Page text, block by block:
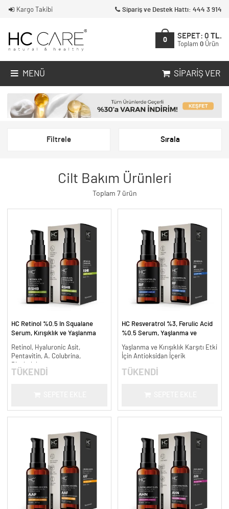
Kargo Takibi Sipariş ve Destek Hattı: 444 3 914
0
SEPET: 0 TL.
Toplam 0 Ürün
MENÜ SIPARIŞ VER
Filtrele Sırala
Cilt Bakım Ürünleri
Toplam 7 ürün
HC Retinol %0.5 In Squalane
Serum, Kırışıklık ve Yaşlanma
Retinol, Hyaluronic Asit,
Pentavitin, A. Colubrina,
Bisabolol
TÜKENDİ
HC Resveratrol %3, Ferulic Acid
%0.5 Serum, Yaşlanma ve
Yaşlanma ve Kırışıklık Karşıtı Etki
İçin Antioksidan İçerik
TÜKENDİ